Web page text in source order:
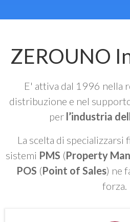
ZEROUNO
E' attiva dal 1996 nella
distribuzione e nel
per l’industria
La scelta di specializzarsi
sistemi PMS (Property
POS (Point of Sales) ne
forza.